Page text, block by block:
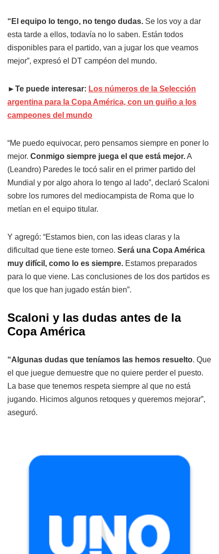
“El equipo lo tengo, no tengo dudas. Se los voy a dar
esta tarde a ellos, todavía no lo saben. Están todos
disponibles para el partido, van a jugar los que veamos
mejor”, expresó el DT campéon del mundo.
►Te puede interesar: Los números de la Selección
argentina para la Copa América, con un guiño a los
campeones del mundo
“Me puedo equivocar, pero pensamos siempre en poner lo
mejor. Conmigo siempre juega el que está mejor.A
(Leandro) Paredes le tocó salir en el primer partido del
Mundial y por algo ahora lo tengo al lado”, declaró Scaloni
sobre los rumores del mediocampista de Roma que lo
metían en el equipo titular.
Y agregó: “Estamos bien, con las ideas claras y la
dificultad que tiene este torneo. Será una Copa América
muy difícil, como lo es siempre. Estamos preparados
para lo que viene. Las conclusiones de los dos partidos es
que los que han jugado están bien”.
Scaloni y las dudas antes de la
Copa América
“Algunas dudas que teníamos las hemos resuelto. Que
el que juegue demuestre que no quiere perder el puesto.
La base que tenemos respeta siempre al que no está
jugando. Hicimos algunos retoques y queremos mejorar”,
aseguró.